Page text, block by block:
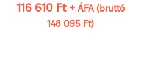
116 610 Ft + ÁFA (bruttó
148 095 Ft)